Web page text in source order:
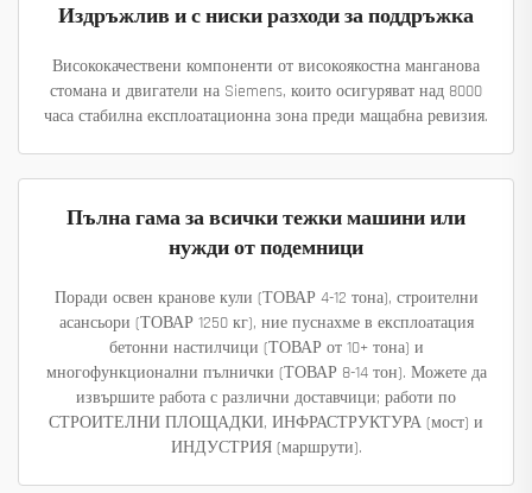
Издръжлив и с ниски разходи за поддръжка
Висококачествени компоненти от високоякостна манганова
стомана и двигатели на Siemens, които осигуряват над 8000
часа стабилна експлоатационна зона преди мащабна ревизия.
Пълна гама за всички тежки машини или
нужди от подемници
Поради освен кранове кули (ТОВАР 4-12 тона), строителни
асансьори (ТОВАР 1250 кг), ние пуснахме в експлоатация
бетонни настилчици (ТОВАР от 10+ тона) и
многофункционални пълнички (ТОВАР 8-14 тон). Можете да
извършите работа с различни доставчици; работи по
СТРОИТЕЛНИ ПЛОЩАДКИ, ИНФРАСТРУКТУРА (мост) и
ИНДУСТРИЯ (маршрути).